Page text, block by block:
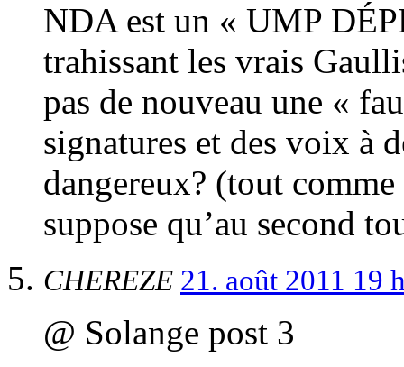
NDA est un « UMP
trahissant les vrais
pas de nouveau une «
signatures et des voix à
dangereux? (tout
suppose qu’au second
CHEREZE 21. août 2011 19
@ Solange post 3